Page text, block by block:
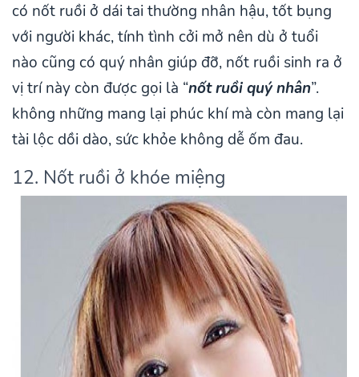
có nốt ruồi ở dái tai thường nhân hậu, tốt bụng
với người khác, tính tình cởi mở nên dù ở tuổi
nào cũng có quý nhân giúp đỡ, nốt ruồi sinh ra ở
vị trí này còn được gọi là “nốt ruồi quý nhân”.
không những mang lại phúc khí mà còn mang lại
tài lộc dồi dào, sức khỏe không dễ ốm đau.
12. Nốt ruồi ở khóe miệng